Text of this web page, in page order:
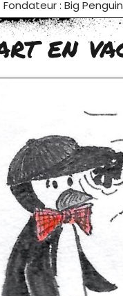
Fondateur : Big Penguin
en